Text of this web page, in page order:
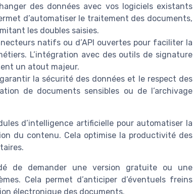
des données avec vos logiciels existants
d’automatiser le traitement des documents,
les doubles saisies.
natifs ou d’API ouvertes pour faciliter la
L’intégration avec des outils de signature
un atout majeur.
la sécurité des données et le respect des
de documents sensibles ou de l’archivage
d’intelligence artificielle pour automatiser la
du contenu. Cela optimise la productivité des
de demander une version gratuite ou une
Cela permet d’anticiper d’éventuels freins
électronique des documents.